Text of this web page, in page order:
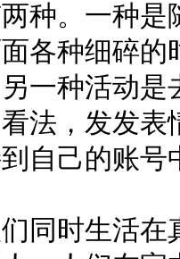
种。一种
各种细碎
一种活动
法，发发
自己的账
同时生活